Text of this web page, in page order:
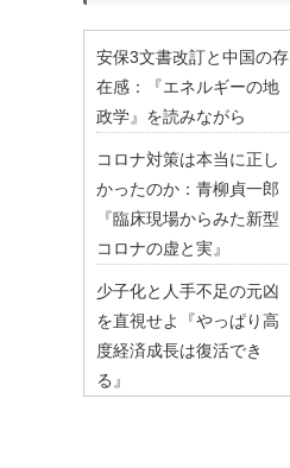
安保3文書改訂と中国の存
在感：『エネルギーの地
政学』を読みながら
コロナ対策は本当に正し
かったのか：青柳貞一郎
『臨床現場からみた新型
コロナの虚と実』
少子化と人手不足の元凶
を直視せよ『やっぱり高
度経済成長は復活でき
る』